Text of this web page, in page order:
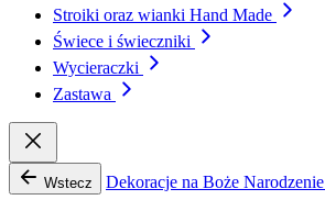
Stroiki oraz wianki Hand Made
Świece i świeczniki
Wycieraczki
Zastawa
Wstecz Dekoracje na Boże Narodzenie